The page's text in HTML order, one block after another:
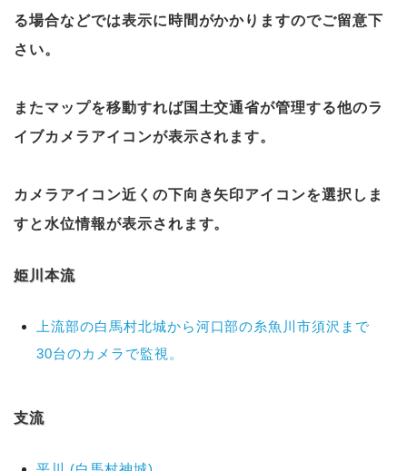
る場合などでは表示に時間がかかりますのでご留意下
さい。
またマップを移動すれば国土交通省が管理する他のラ
イブカメラアイコンが表示されます。
カメラアイコン近くの下向き矢印アイコンを選択しま
すと水位情報が表示されます。
姫川本流
上流部の白馬村北城から河口部の糸魚川市須沢まで
30台のカメラで監視。
支流